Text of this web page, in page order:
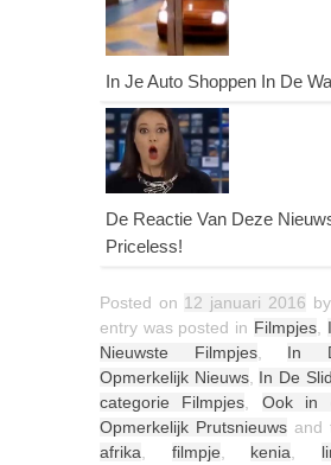
In Je Auto Shoppen In De
De Reactie Van Deze
Priceless!
Posted on 12 januari 2016 by
entry was posted in Filmpjes,
Nieuwste Filmpjes, In
Opmerkelijk Nieuws, In De
categorie Filmpjes
Ook in
Opmerkelijk Prutsnieuws and
afrika
filmpje kenia